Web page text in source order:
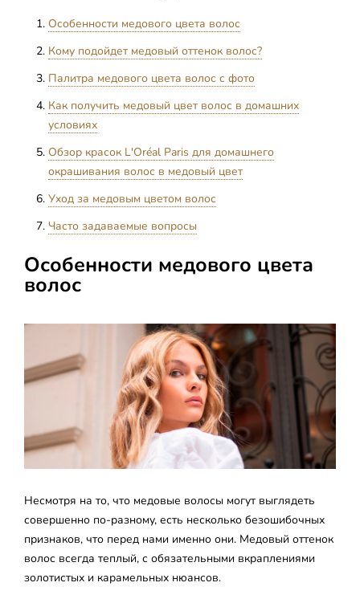
Особенности медового цвета волос
Кому подойдет медовый оттенок волос?
Палитра медового цвета волос с фото
Как получить медовый цвет волос в домашних
условиях
Обзор красок L'Oréal Paris для домашнего
окрашивания волос в медовый цвет
Уход за медовым цветом волос
Часто задаваемые вопросы
Особенности медового цвета
волос
Несмотря на то, что медовые волосы могут выглядеть
совершенно по-разному, есть несколько безошибочных
признаков, что перед нами именно они. Медовый оттенок
волос всегда теплый, с обязательными вкраплениями
золотистых и карамельных нюансов.